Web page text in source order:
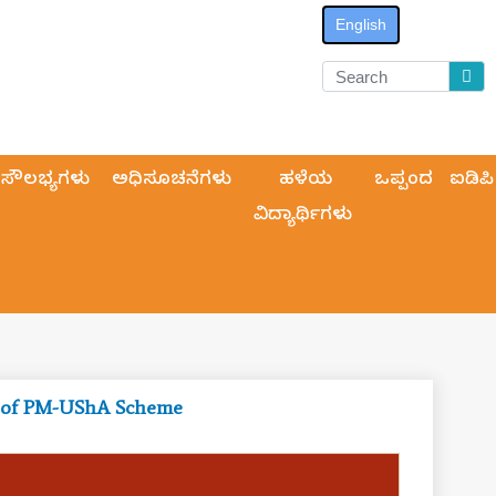
English
ಸೌಲಭ್ಯಗಳು ಅಧಿಸೂಚನೆಗಳು
ಹಳೆಯ
ವಿದ್ಯಾರ್ಥಿಗಳು
ಒಪ್ಪಂದ ಐಡಿಪಿ
Component Activities of PM-UShA Scheme